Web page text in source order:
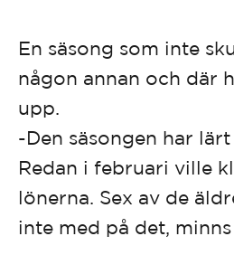
En säsong som inte
någon annan och där
upp.
-Den säsongen har
Redan i februari ville
lönerna. Sex av de
inte med på det, minns